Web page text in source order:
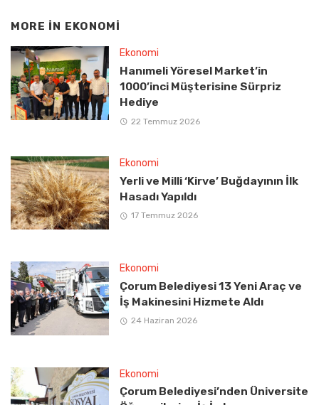
MORE IN EKONOMI
Ekonomi
Hanımeli Yöresel Market’in
1000’inci Müşterisine Sürpriz
Hediye
22 Temmuz 2026
Ekonomi
Yerli ve Milli ‘Kirve’ Buğdayının İlk
Hasadı Yapıldı
17 Temmuz 2026
Ekonomi
Çorum Belediyesi 13 Yeni Araç ve
İş Makinesini Hizmete Aldı
24 Haziran 2026
Ekonomi
Çorum Belediyesi’nden Üniversite